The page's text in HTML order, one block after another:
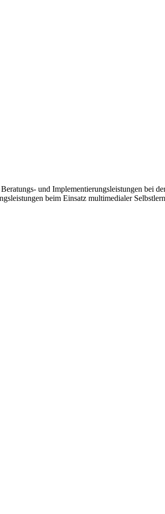
und Implementierungsleistungen bei
beim Einsatz multimedialer